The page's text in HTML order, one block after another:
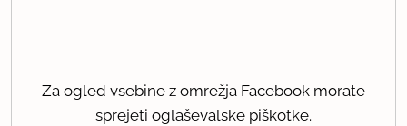
Za ogled vsebine z omrežja Facebook morate
sprejeti oglaševalske piškotke.